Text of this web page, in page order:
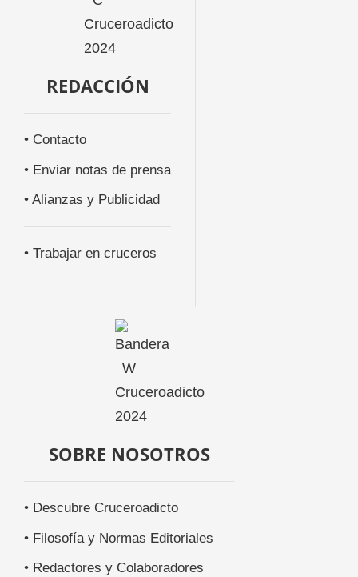
REDACCIÓN
• Contacto
• Enviar notas de prensa
• Alianzas y Publicidad
• Trabajar en cruceros
SOBRE NOSOTROS
• Descubre Cruceroadicto
• Filosofía y Normas Editoriales
• Redactores y Colaboradores